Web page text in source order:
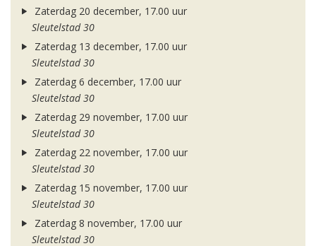
Zaterdag 20 december, 17.00 uur
Sleutelstad 30
Zaterdag 13 december, 17.00 uur
Sleutelstad 30
Zaterdag 6 december, 17.00 uur
Sleutelstad 30
Zaterdag 29 november, 17.00 uur
Sleutelstad 30
Zaterdag 22 november, 17.00 uur
Sleutelstad 30
Zaterdag 15 november, 17.00 uur
Sleutelstad 30
Zaterdag 8 november, 17.00 uur
Sleutelstad 30